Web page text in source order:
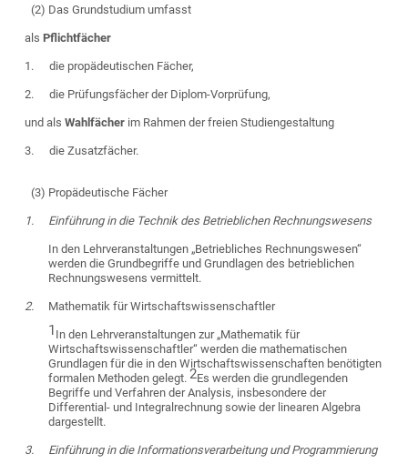
(2) Das Grundstudium umfasst
alsPflichtfächer
1. die propädeutischen Fächer,
2. die Prüfungsfächer der Diplom-Vorprüfung,
und alsWahlfächer im Rahmen der freien Studiengestaltung
3. die Zusatzfächer.
(3) Propädeutische Fächer
1. Einführung in die Technik des Betrieblichen Rechnungswesens
In den Lehrveranstaltungen „Betriebliches Rechnungswesen“
werden die Grundbegriffe und Grundlagen des betrieblichen
Rechnungswesens vermittelt.
2. Mathematik für Wirtschaftswissenschaftler
1 In den Lehrveranstaltungen zur „Mathematik für
Wirtschaftswissenschaftler“ werden die mathematischen
Grundlagen für die in den Wirtschaftswissenschaften benötigten
formalen Methoden gelegt. 2Es werden die grundlegenden
Begriffe und Verfahren der Analysis, insbesondere der
Differential- und Integralrechnung sowie der linearen Algebra
dargestellt.
3. Einführung in die Informationsverarbeitung und Programmierung